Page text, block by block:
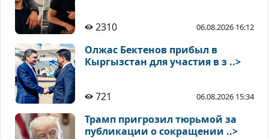
2310 06.08.2026 16:12
Олжас Бектенов прибыл в
Кыргызстан для участия в з ..>
721 06.08.2026 15:34
Трамп пригрозил тюрьмой за
публикации о сокращении ..>